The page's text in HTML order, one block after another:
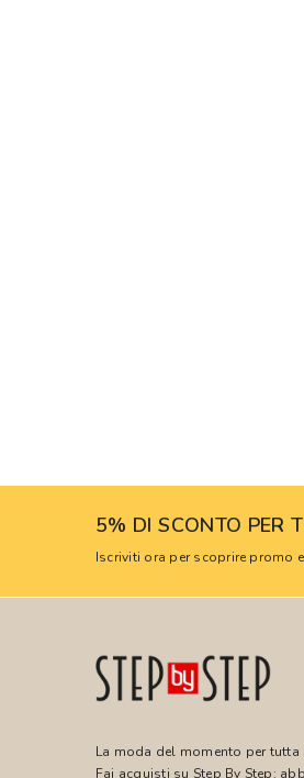
5% DI SCONTO PER
Iscriviti ora per scoprire promo
La moda del momento per
Fai acquisti su Step By Step: